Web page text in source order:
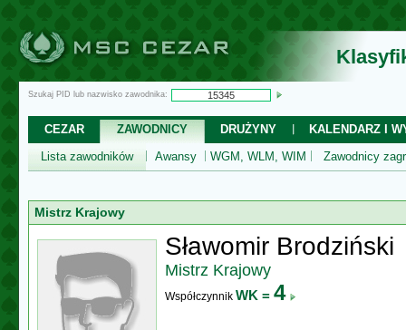
Szukaj PID lub nazwisko zawodnika:
CEZAR ZAWODNICY DRUŻYNY
KALENDARZ I
Lista zawodników
Awansy WGM, WLM, WIM Zawodnicy
Mistrz Krajowy
Sławomir Brodziński
Mistrz Krajowy
Współczynnik WK = 4